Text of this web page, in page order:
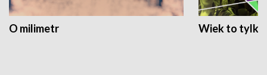
O milimetr Wiek to tylko